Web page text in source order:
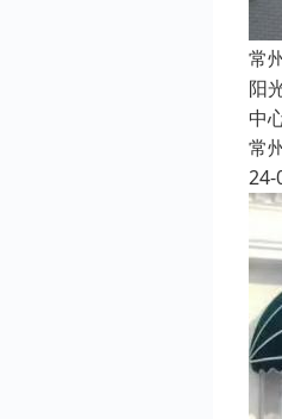
常
阳
中
常
24-